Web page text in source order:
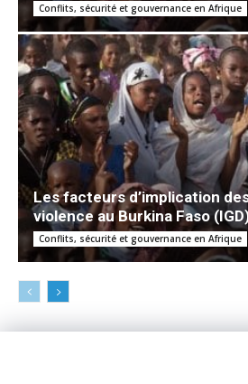
Conflits, sécurité et gouvernance en Afrique
Les facteurs d’implication
violence au Burkina Faso
Conflits, sécurité et gouvernance en Afrique